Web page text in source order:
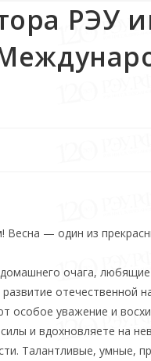
РЭУ
— один из
очага,
отечественной
особое уважение и
и вдохновляете на
Талантливые, умные,